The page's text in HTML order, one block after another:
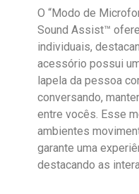
O “Modo de
Sound Assist™
individuais,
acessório possui
lapela da pessoa
conversando,
entre vocês. Esse
ambientes
garante uma
destacando as